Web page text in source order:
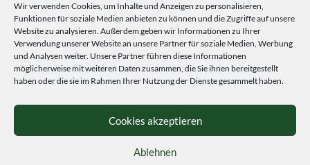
Wir verwenden Cookies, um Inhalte und Anzeigen zu personalisieren,
Funktionen für soziale Medien anbieten zu können und die Zugriffe auf unsere
Website zu analysieren. Außerdem geben wir Informationen zu Ihrer
Verwendung unserer Website an unsere Partner für soziale Medien, Werbung
und Analysen weiter. Unsere Partner führen diese Informationen
möglicherweise mit weiteren Daten zusammen, die Sie ihnen bereitgestellt
haben oder die sie im Rahmen Ihrer Nutzung der Dienste gesammelt haben.
Cookies akzeptieren
Ablehnen